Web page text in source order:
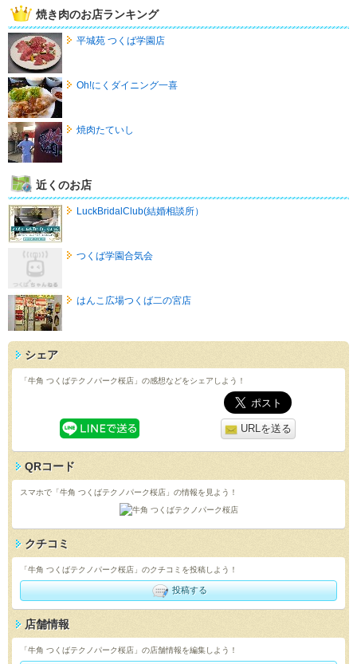
焼き肉のお店ランキング
平城苑 つくば学園店
Oh!にくダイニング一喜
焼肉たていし
近くのお店
LuckBridalClub(結婚相談所）
つくば学園合気会
はんこ広場つくば二の宮店
シェア
「牛角 つくばテクノパーク桜店」の感想などをシェアしよう！
URLを送る
QRコード
スマホで「牛角 つくばテクノパーク桜店」の情報を見よう！
クチコミ
「牛角 つくばテクノパーク桜店」のクチコミを投稿しよう！
投稿する
店舗情報
「牛角 つくばテクノパーク桜店」の店舗情報を編集しよう！